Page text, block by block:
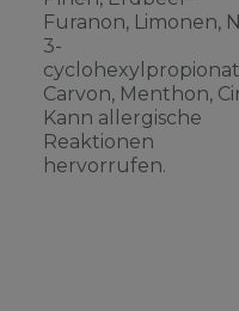
Furanon, Limonen,
3-
Carvon, Menthon,
Kann allergische
Reaktionen
hervorrufen.